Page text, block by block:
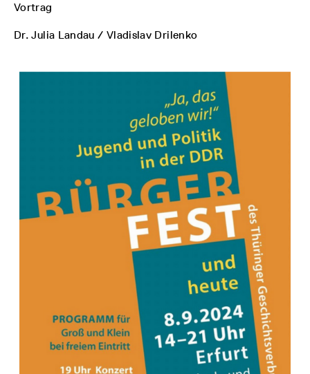
Vortrag
Dr. Julia Landau / Vladislav Drilenko